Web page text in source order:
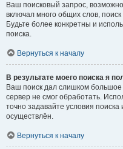
Ваш поисковый запрос,
включал много общих слов,
Будьте более конкретны и
поиска.
Вернуться к началу
В результате моего поиска я
Ваш поиск дал слишком большое
сервер не смог обработать.
точно задавайте условия
осуществлён.
Вернуться к началу